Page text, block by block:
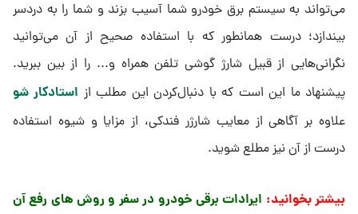
می‌تواند به سیستم برق خودرو شما آسیب بزند و شما را به دردسر
بیندازد؛ درست همانطور که با استفاده صحیح از آن می‌توانید
نگرانی‌هایی از قبیل شارژ گوشی تلفن همراه و... را از بین ببرید.
پیشنهاد ما این است که با دنبال‌کردن این مطلب از استادکار شو
علاوه بر آگاهی از معایب شارژر فندکی، از مزایا و شیوه استفاده
درست از آن نیز مطلع شوید.
بیشتر بخوانید: ایرادات برقی خودرو در سفر و روش های رفع آن